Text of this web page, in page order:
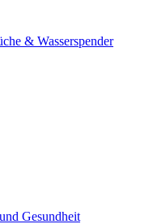
& Wasserspender
Gesundheit